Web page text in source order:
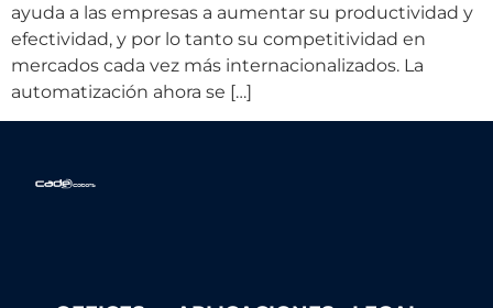
ayuda a las empresas a aumentar su productividad y
efectividad, y por lo tanto su competitividad en
mercados cada vez más internacionalizados. La
automatización ahora se […]